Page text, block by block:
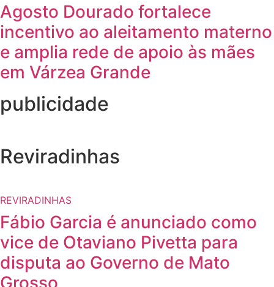
Agosto Dourado fortalece
incentivo ao aleitamento materno
e amplia rede de apoio às mães
em Várzea Grande
publicidade
Reviradinhas
REVIRADINHAS
Fábio Garcia é anunciado como
vice de Otaviano Pivetta para
disputa ao Governo de Mato
Grosso